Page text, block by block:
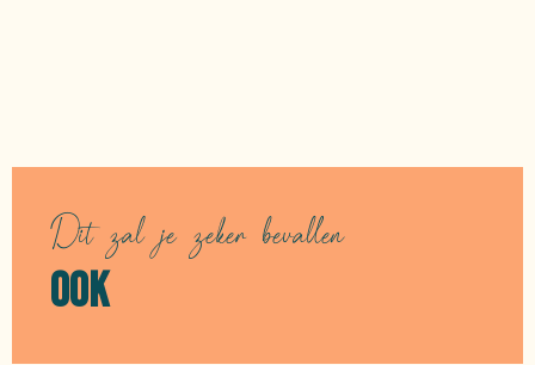
Dit zal je zeker bevallen
OOK